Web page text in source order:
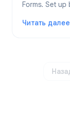
Forms. Set
Читать далее
: Google